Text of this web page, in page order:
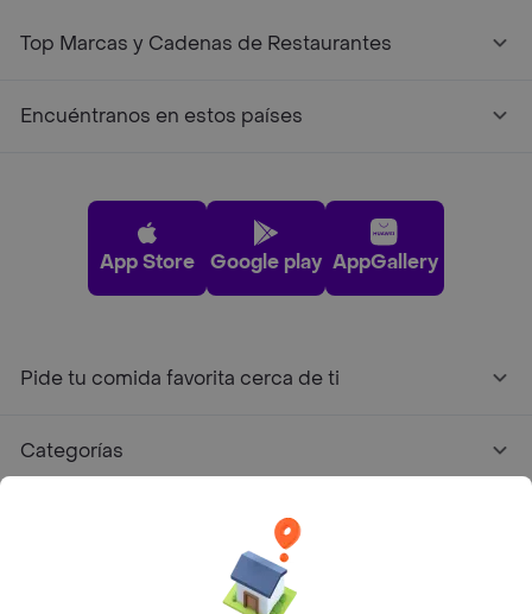
Top Marcas y Cadenas de Restaurantes
Encuéntranos en estos países
App Store Google play AppGallery
Pide tu comida favorita cerca de ti
Categorías